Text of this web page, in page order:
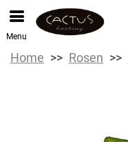
Menu
Home Rosen